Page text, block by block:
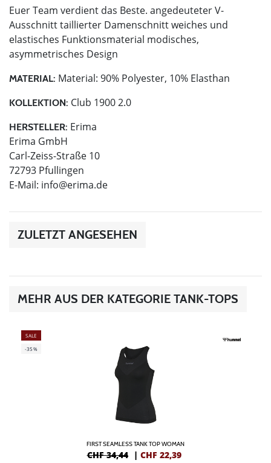
Euer Team verdient das Beste. angedeuteter V-
Ausschnitt taillierter Damenschnitt weiches und
elastisches Funktionsmaterial modisches,
asymmetrisches Design
MATERIAL: Material: 90% Polyester, 10% Elasthan
KOLLEKTION: Club 1900 2.0
HERSTELLER: Erima
Erima GmbH
Carl-Zeiss-Straße 10
72793 Pfullingen
E-Mail: info@erima.de
ZULETZT ANGESEHEN
MEHR AUS DER KATEGORIE TANK-TOPS
SALE
-35%
FIRST SEAMLESS TANK TOP WOMAN
CHF 34,44 | CHF 22,39